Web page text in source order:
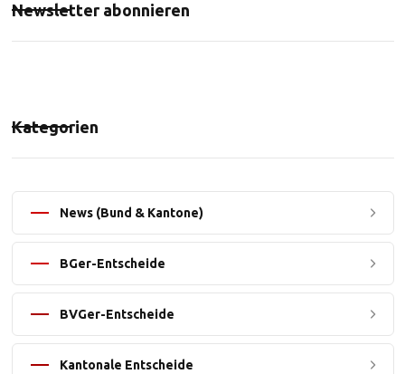
Newsletter abonnieren
Kategorien
News (Bund & Kantone)
BGer-Entscheide
BVGer-Entscheide
Kantonale Entscheide